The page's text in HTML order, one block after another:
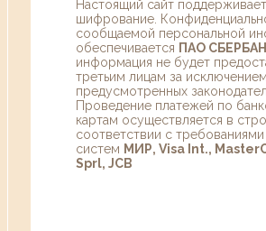
Настоящий сайт
шифрование.
сообщаемой персональной
обеспечивается ПАО
информация не будет
третьим лицам за
предусмотренных
Проведение платежей по
картам осуществляется в
соответствии с
систем МИР, Visa Int.,
Sprl, JCB